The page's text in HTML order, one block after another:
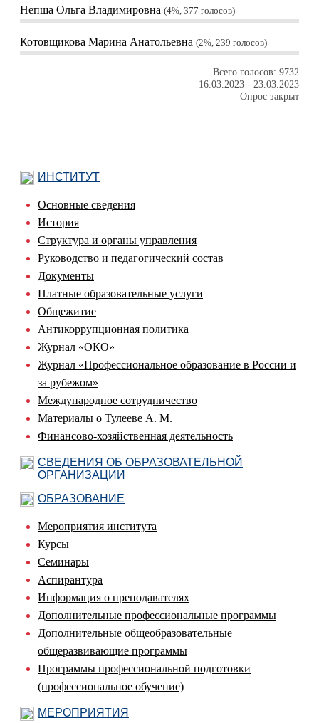
Непша Ольга Владимировна 4%, 377 голосов
Котовщикова Марина Анатольевна 2%, 239 голосов
Всего голосов: 9732
16.03.2023 - 23.03.2023
Опрос закрыт
ИНСТИТУТ
Основные сведения
История
Структура и органы управления
Руководство и педагогический состав
Документы
Платные образовательные услуги
Общежитие
Антикоррупционная политика
Журнал «ОКО»
Журнал «Профессиональное образование в России и
за рубежом»
Международное сотрудничество
Материалы о Тулееве А. М.
Финансово-хозяйственная деятельность
СВЕДЕНИЯ ОБ ОБРАЗОВАТЕЛЬНОЙ
ОРГАНИЗАЦИИ
ОБРАЗОВАНИЕ
Мероприятия института
Курсы
Семинары
Аспирантура
Информация о преподавателях
Дополнительные профессиональные программы
Дополнительные общеобразовательные
общеразвивающие программы
Программы профессиональной подготовки
(профессиональное обучение)
МЕРОПРИЯТИЯ